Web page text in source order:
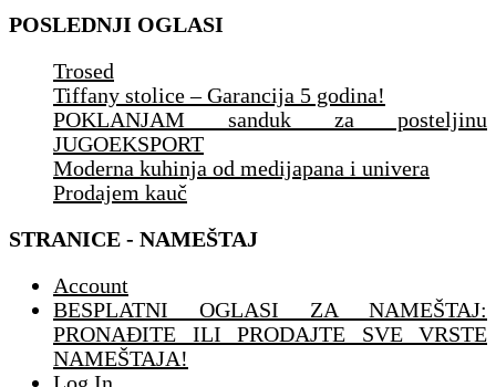
POSLEDNJI OGLASI
Trosed
Tiffany stolice – Garancija 5 godina!
POKLANJAM sanduk za posteljinu
JUGOEKSPORT
Moderna kuhinja od medijapana i univera
Prodajem kauč
STRANICE - NAMEŠTAJ
Account
BESPLATNI OGLASI ZA NAMEŠTAJ:
PRONAĐITE ILI PRODAJTE SVE VRSTE
NAMEŠTAJA!